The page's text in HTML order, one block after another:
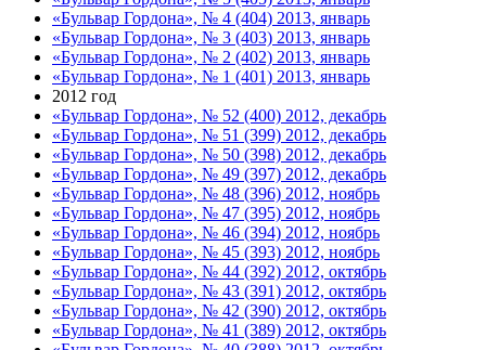
«Бульвар Гордона», № 4 (404) 2013, январь
«Бульвар Гордона», № 3 (403) 2013, январь
«Бульвар Гордона», № 2 (402) 2013, январь
«Бульвар Гордона», № 1 (401) 2013, январь
2012 год
«Бульвар Гордона», № 52 (400) 2012, декабрь
«Бульвар Гордона», № 51 (399) 2012, декабрь
«Бульвар Гордона», № 50 (398) 2012, декабрь
«Бульвар Гордона», № 49 (397) 2012, декабрь
«Бульвар Гордона», № 48 (396) 2012, ноябрь
«Бульвар Гордона», № 47 (395) 2012, ноябрь
«Бульвар Гордона», № 46 (394) 2012, ноябрь
«Бульвар Гордона», № 45 (393) 2012, ноябрь
«Бульвар Гордона», № 44 (392) 2012, октябрь
«Бульвар Гордона», № 43 (391) 2012, октябрь
«Бульвар Гордона», № 42 (390) 2012, октябрь
«Бульвар Гордона», № 41 (389) 2012, октябрь